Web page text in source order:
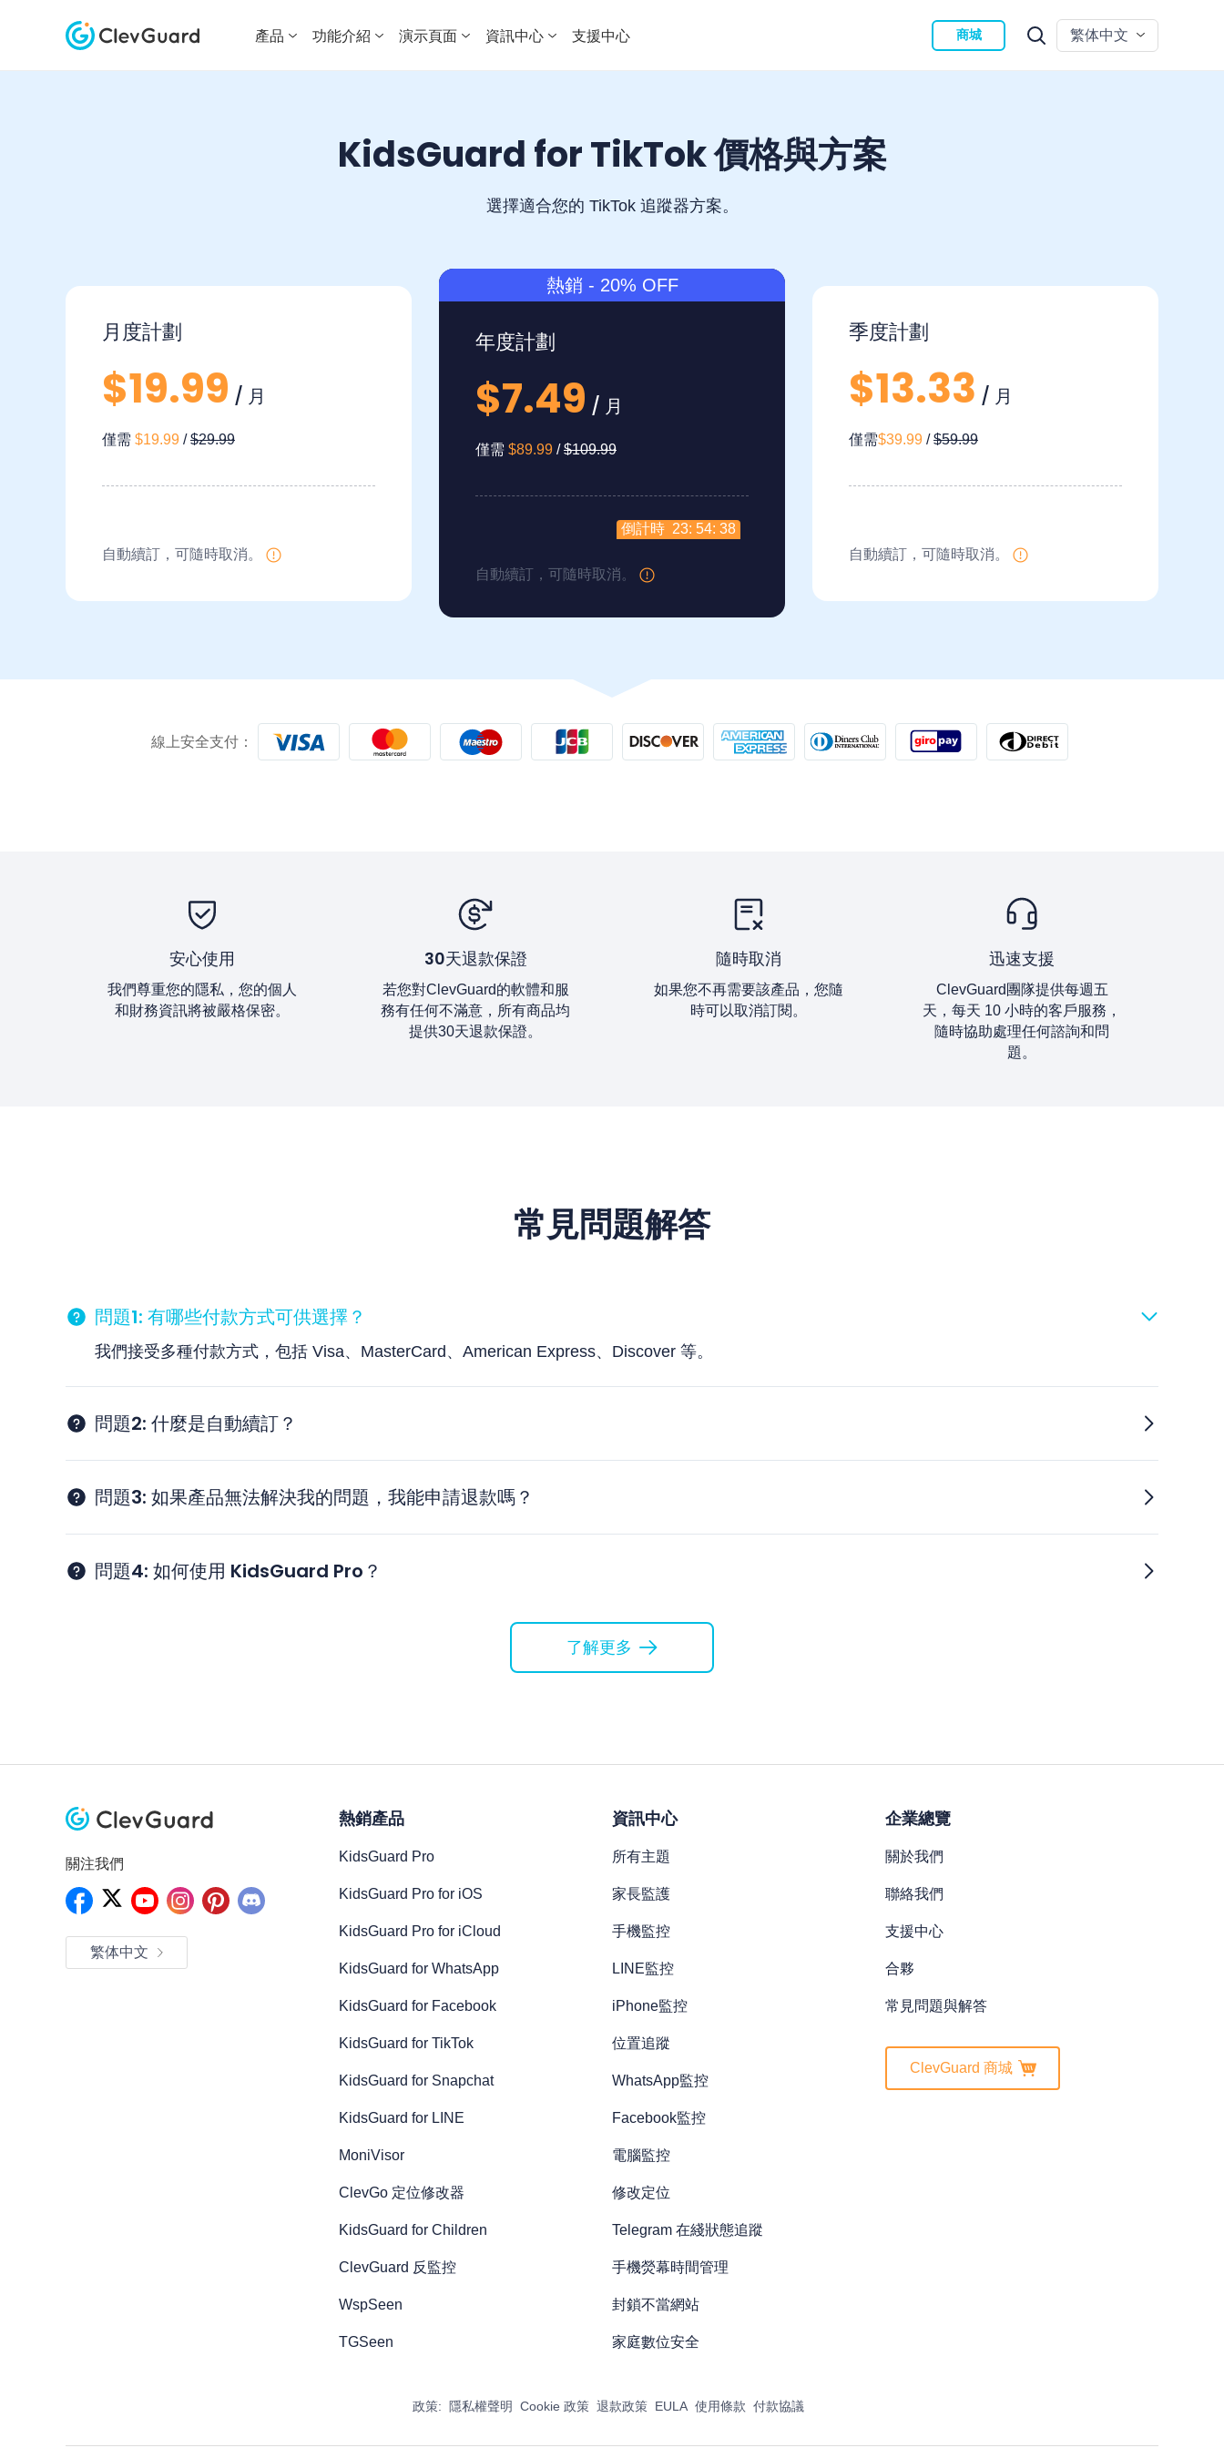
產品 功能介紹 演示頁面 資訊中心 支援中心 商城 繁体中文
KidsGuard for TikTok 價格與方案
選擇適合您的 TikTok 追蹤器方案。
月度計劃
$19.99 / 月
僅需 $19.99 /$29.99
自動續訂，可隨時取消。
熱銷 - 20% OFF
年度計劃
$7.49 / 月
僅需 $89.99 /$109.99
倒計時 23: 54: 38
自動續訂，可隨時取消。
季度計劃
$13.33 / 月
僅需$39.99 /$59.99
自動續訂，可隨時取消。
線上安全支付：
安心使用
我們尊重您的隱私，您的個人
和財務資訊將被嚴格保密。
30天退款保證
若您對ClevGuard的軟體和服
務有任何不滿意，所有商品均
提供30天退款保證。
隨時取消
如果您不再需要該產品，您隨
時可以取消訂閱。
迅速支援
ClevGuard團隊提供每週五
天，每天 10 小時的客戶服務，
隨時協助處理任何諮詢和問
題。
常見問題解答
問題1: 有哪些付款方式可供選擇？
我們接受多種付款方式，包括 Visa、MasterCard、American Express、Discover 等。
問題2: 什麼是自動續訂？
問題3: 如果產品無法解決我的問題，我能申請退款嗎？
問題4: 如何使用 KidsGuard Pro？
了解更多
關注我們
繁体中文
熱銷產品
KidsGuard Pro
KidsGuard Pro for iOS
KidsGuard Pro for iCloud
KidsGuard for WhatsApp
KidsGuard for Facebook
KidsGuard for TikTok
KidsGuard for Snapchat
KidsGuard for LINE
MoniVisor
ClevGo 定位修改器
KidsGuard for Children
ClevGuard 反監控
WspSeen
TGSeen
資訊中心
所有主題
家長監護
手機監控
LINE監控
iPhone監控
位置追蹤
WhatsApp監控
Facebook監控
電腦監控
修改定位
Telegram 在綫狀態追蹤
手機熒幕時間管理
封鎖不當網站
家庭數位安全
企業總覽
關於我們
聯絡我們
支援中心
合夥
常見問題與解答
ClevGuard 商城
政策: 隱私權聲明 Cookie 政策 退款政策 EULA 使用條款 付款協議